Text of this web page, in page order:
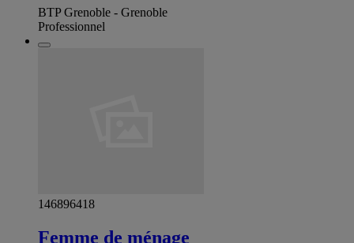
BTP Grenoble - Grenoble
Professionnel
146896418
Femme de ménage